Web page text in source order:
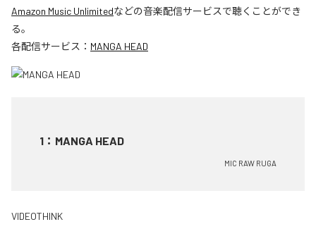
Amazon Music Unlimitedなどの音楽配信サービスで聴くことができ
る。
各配信サービス： MANGA HEAD
1 ： MANGA HEAD
MIC RAW RUGA
VIDEOTHINK